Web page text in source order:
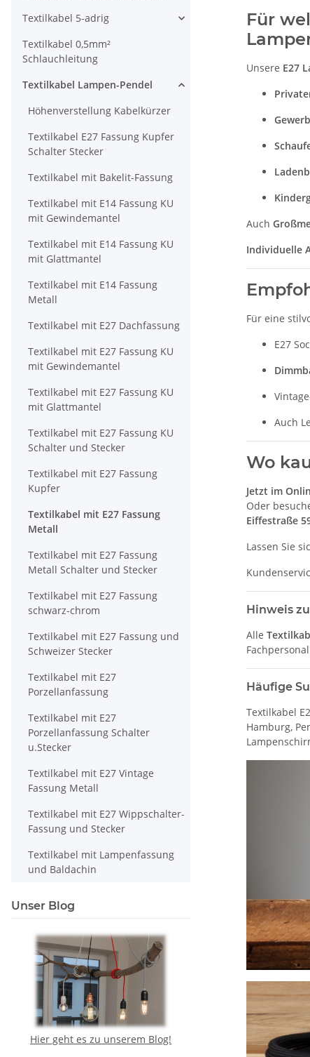
Für
Unsere E27
Auch
Individuelle
Für eine
E27
Auch
Wo
Jetzt im
Oder
Eiffestraße
Lassen Sie
Hinweis
Alle
Häufige
Textilkabel
Hamburg,
Textilkabel 5-adrig
Textilkabel 0,5mm²
Schlauchleitung
Textilkabel Lampen-Pendel
Höhenverstellung Kabelkürzer
Textilkabel E27 Fassung Kupfer
Schalter Stecker
Textilkabel mit Bakelit-Fassung
Textilkabel mit E14 Fassung KU
mit Gewindemantel
Textilkabel mit E14 Fassung KU
mit Glattmantel
Textilkabel mit E14 Fassung
Metall
Textilkabel mit E27 Dachfassung
Textilkabel mit E27 Fassung KU
mit Gewindemantel
Textilkabel mit E27 Fassung KU
mit Glattmantel
Textilkabel mit E27 Fassung KU
Schalter und Stecker
Textilkabel mit E27 Fassung
Kupfer
Textilkabel mit E27 Fassung
Metall
Textilkabel mit E27 Fassung
Metall Schalter und Stecker
Textilkabel mit E27 Fassung
schwarz-chrom
Textilkabel mit E27 Fassung und
Schweizer Stecker
Textilkabel mit E27
Porzellanfassung
Textilkabel mit E27
Porzellanfassung Schalter
u.Stecker
Textilkabel mit E27 Vintage
Fassung Metall
Textilkabel mit E27 Wippschalter-
Fassung und Stecker
Textilkabel mit Lampenfassung
und Baldachin
Unser Blog
Hier geht es zu unserem Blog!